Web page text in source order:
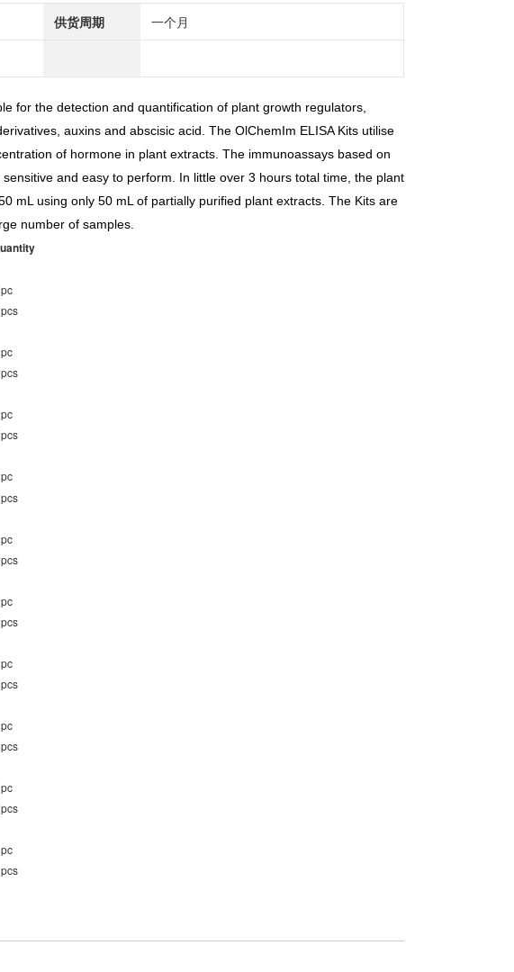
供货周期 一个月
for the detection and quantification of plant growth regulators,
auxins and abscisic acid. The OlChemIm ELISA Kits utilise
of hormone in plant extracts. The immunoassays based on
and easy to perform. In little over 3 hours total time, the plant
mL using only 50 mL of partially purified plant extracts. The Kits are
number of samples.